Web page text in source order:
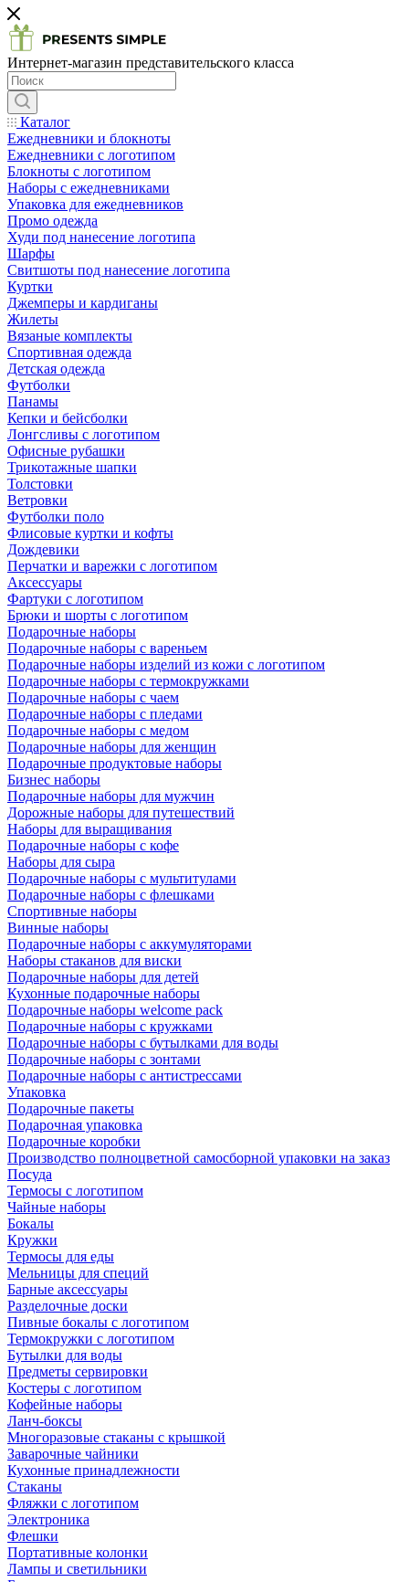
Интернет-магазин представительского класса
Каталог
Ежедневники и блокноты
Ежедневники с логотипом
Блокноты с логотипом
Наборы с ежедневниками
Упаковка для ежедневников
Промо одежда
Худи под нанесение логотипа
Шарфы
Свитшоты под нанесение логотипа
Куртки
Джемперы и кардиганы
Жилеты
Вязаные комплекты
Спортивная одежда
Детская одежда
Футболки
Панамы
Кепки и бейсболки
Лонгсливы с логотипом
Офисные рубашки
Трикотажные шапки
Толстовки
Ветровки
Футболки поло
Флисовые куртки и кофты
Дождевики
Перчатки и варежки с логотипом
Аксессуары
Фартуки с логотипом
Брюки и шорты с логотипом
Подарочные наборы
Подарочные наборы с вареньем
Подарочные наборы изделий из кожи с логотипом
Подарочные наборы с термокружками
Подарочные наборы с чаем
Подарочные наборы с пледами
Подарочные наборы с медом
Подарочные наборы для женщин
Подарочные продуктовые наборы
Бизнес наборы
Подарочные наборы для мужчин
Дорожные наборы для путешествий
Наборы для выращивания
Подарочные наборы с кофе
Наборы для сыра
Подарочные наборы с мультитулами
Подарочные наборы с флешками
Спортивные наборы
Винные наборы
Подарочные наборы с аккумуляторами
Наборы стаканов для виски
Подарочные наборы для детей
Кухонные подарочные наборы
Подарочные наборы welcome pack
Подарочные наборы с кружками
Подарочные наборы с бутылками для воды
Подарочные наборы с зонтами
Подарочные наборы с антистрессами
Упаковка
Подарочные пакеты
Подарочная упаковка
Подарочные коробки
Производство полноцветной самосборной упаковки на заказ
Посуда
Термосы с логотипом
Чайные наборы
Бокалы
Кружки
Термосы для еды
Мельницы для специй
Барные аксессуары
Разделочные доски
Пивные бокалы с логотипом
Термокружки с логотипом
Бутылки для воды
Предметы сервировки
Костеры с логотипом
Кофейные наборы
Ланч-боксы
Многоразовые стаканы с крышкой
Заварочные чайники
Кухонные принадлежности
Стаканы
Фляжки с логотипом
Электроника
Флешки
Портативные колонки
Лампы и светильники